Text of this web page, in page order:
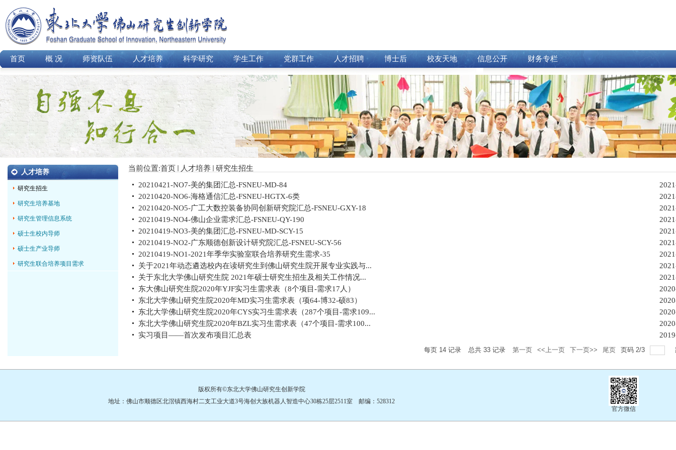
首页 概 况 师资队伍 人才培养 科学研究 学生工作 党群工作 人才招聘 博士后 校友天地 信息公开 财务专栏
人才培养
研究生招生
研究生培养基地
研究生管理信息系统
硕士生校内导师
硕士生产业导师
研究生联合培养项目需求
当前位置:首页 人才培养 研究生招生
20210421-NO7-美的集团汇总-FSNEU-MD-84
20210420-NO6-海格通信汇总-FSNEU-HGTX-6类
20210420-NO5-广工大数控装备协同创新研究院汇总-FSNEU-GXY-18
20210419-NO4-佛山企业需求汇总-FSNEU-QY-190
20210419-NO3-美的集团汇总-FSNEU-MD-SCY-15
20210419-NO2-广东顺德创新设计研究院汇总-FSNEU-SCY-56
20210419-NO1-2021年季华实验室联合培养研究生需求-35
关于2021年动态遴选校内在读研究生到佛山研究生院开展专业实践与...
关于东北大学佛山研究生院 2021年硕士研究生招生及相关工作情况...
东大佛山研究生院2020年YJF实习生需求表（8个项目-需求17人）
东北大学佛山研究生院2020年MD实习生需求表（项64-博32-硕83）
东北大学佛山研究生院2020年CYS实习生需求表（287个项目-需求109...
东北大学佛山研究生院2020年BZL实习生需求表（47个项目-需求100...
实习项目——首次发布项目汇总表
每页 14 记录 总共 33 记录 第一页 <<上一页 下一页>> 尾页 页码 2/3
版权所有©东北大学佛山研究生创新学院
地址：佛山市顺德区北滘镇西海村二支工业大道3号海创大族机器人智造中心30栋25层2511室 邮编：528312
官方微信